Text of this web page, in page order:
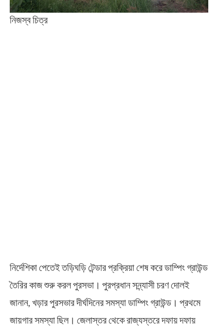
নিজস্ব চিত্র
নির্দেশিকা পেতেই তড়িঘড়ি টেন্ডার প্রক্রিয়া শেষ করে ডাম্পিং গ্রাউন্ড
তৈরির কাজ শুরু করল পুরসভা। পুরপ্রধান সন্ন্যাসী চরণ দোলই
জানান, খড়ার পুরসভার দীর্ঘদিনের সমস্যা ডাম্পিং গ্রাউন্ড। প্রথমে
জায়গার সমস্যা ছিল। জেলাস্তর থেকে রাজ্যস্তরে দফায় দফায়